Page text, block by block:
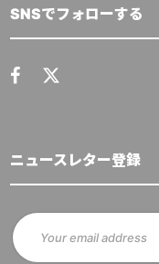
SNSでフォローする
ニュースレター登録